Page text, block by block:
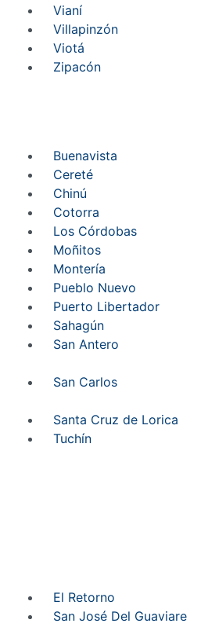
Vianí
Villapinzón
Viotá
Zipacón
Buenavista
Cereté
Chinú
Cotorra
Los Córdobas
Moñitos
Montería
Pueblo Nuevo
Puerto Libertador
Sahagún
San Antero
San Carlos
Santa Cruz de Lorica
Tuchín
El Retorno
San José Del Guaviare